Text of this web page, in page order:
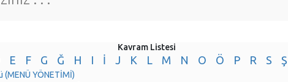
Kavram Listesi
E F G Ğ H I İ J K L M N O Ö P R S Ş
YÖNETİMİ)